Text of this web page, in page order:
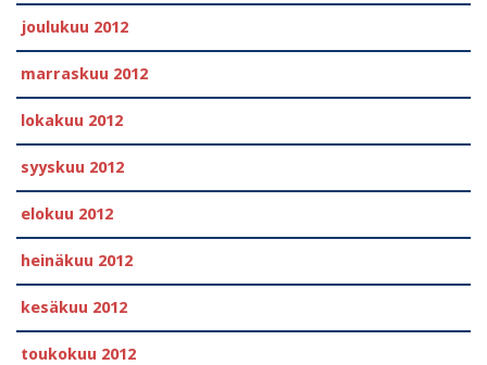
joulukuu 2012
marraskuu 2012
lokakuu 2012
syyskuu 2012
elokuu 2012
heinäkuu 2012
kesäkuu 2012
toukokuu 2012